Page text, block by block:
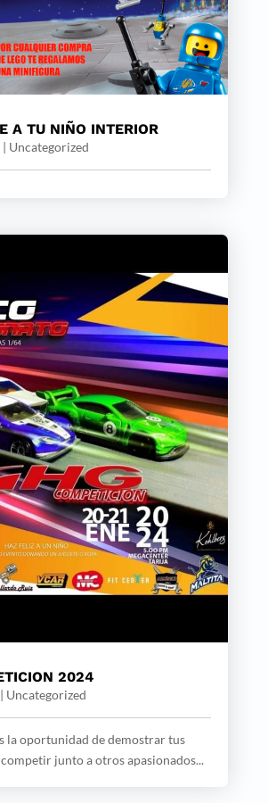
A TU NIÑO INTERIOR
| Uncategorized
2024
Uncategorized
la oportunidad de demostrar tus
junto a otros apasionados...